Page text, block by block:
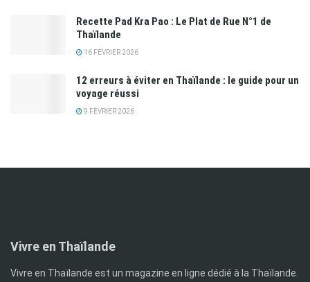
Recette Pad Kra Pao : Le Plat de Rue N°1 de
Thaïlande
16 FÉVRIER 2026
12 erreurs à éviter en Thaïlande : le guide pour un
voyage réussi
9 FÉVRIER 2026
Vivre en Thaïlande
Vivre en Thaïlande est un magazine en ligne dédié à la Thaïlande.